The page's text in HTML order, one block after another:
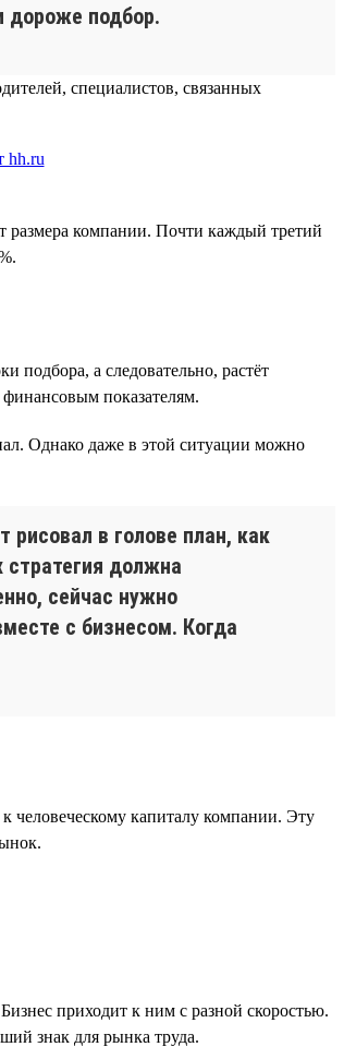
подбор.
специалистов, связанных
размера компании. Почти каждый третий
подбора, а следовательно, растёт
показателям.
Однако даже в этой ситуации можно
в голове план, как
должна
сейчас нужно
с бизнесом. Когда
человеческому капиталу компании. Эту
приходит к ним с разной скоростью.
знак для рынка труда.